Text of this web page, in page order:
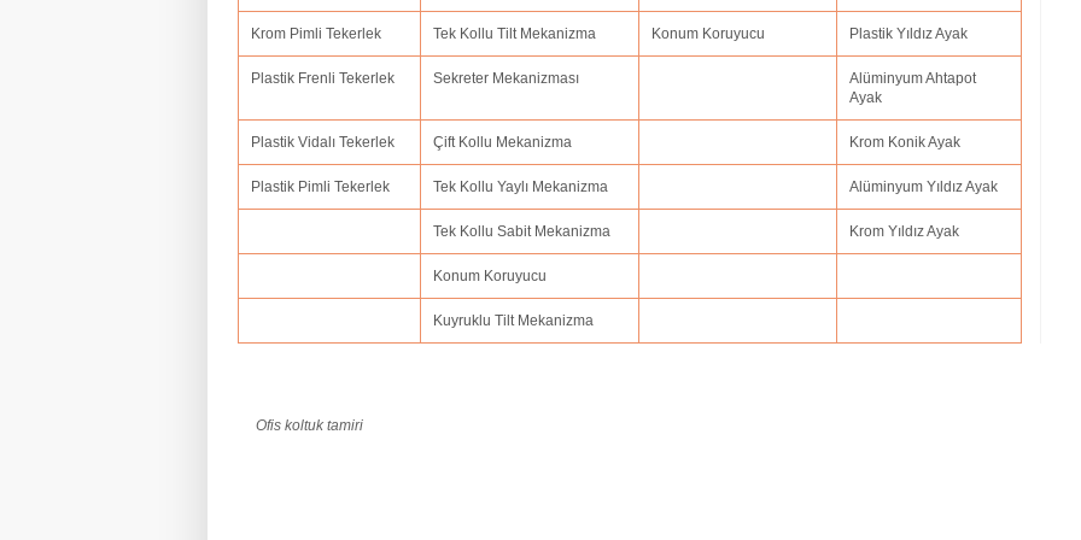
Krom Pimli Tekerlek Tek Kollu Tilt Mekanizma Konum Koruyucu Plastik Yıldız Ayak
Plastik Frenli Tekerlek Sekreter Mekanizması
Alüminyum Ahtapot
Ayak
Plastik Vidalı Tekerlek Çift Kollu Mekanizma Krom Konik Ayak
Plastik Pimli Tekerlek Tek Kollu Yaylı Mekanizma Alüminyum Yıldız Ayak
Tek Kollu Sabit Mekanizma Krom Yıldız Ayak
Konum Koruyucu
Kuyruklu Tilt Mekanizma
Ofis koltuk tamiri